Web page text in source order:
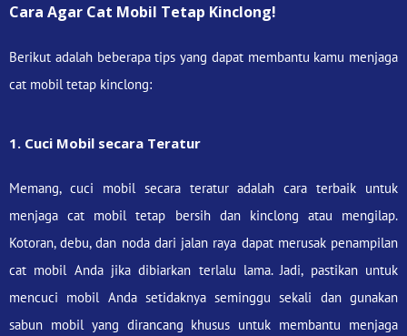
Cara Agar Cat Mobil Tetap Kinclong!
Berikut adalah beberapa tips yang dapat membantu kamu menjaga
cat mobil tetap kinclong:
1. Cuci Mobil secara Teratur
Memang, cuci mobil secara teratur adalah cara terbaik untuk
menjaga cat mobil tetap bersih dan kinclong atau mengilap.
Kotoran, debu, dan noda dari jalan raya dapat merusak penampilan
cat mobil Anda jika dibiarkan terlalu lama. Jadi, pastikan untuk
mencuci mobil Anda setidaknya seminggu sekali dan gunakan
sabun mobil yang dirancang khusus untuk membantu menjaga